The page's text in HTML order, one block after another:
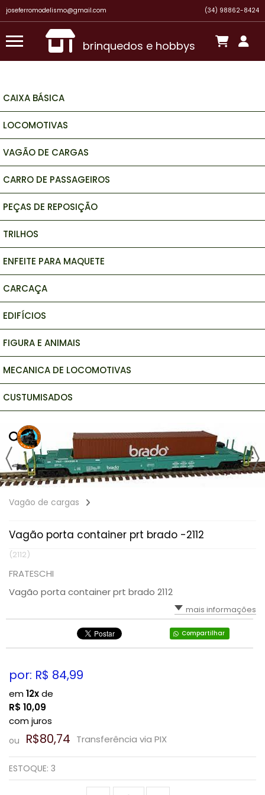
joseferromodelismo@gmail.com (34) 98862-8424
brinquedos e hobbys
CAIXA BÁSICA
LOCOMOTIVAS
VAGÃO DE CARGAS
CARRO DE PASSAGEIROS
PEÇAS DE REPOSIÇÃO
TRILHOS
ENFEITE PARA MAQUETE
CARCAÇA
EDIFÍCIOS
FIGURA E ANIMAIS
MECANICA DE LOCOMOTIVAS
CUSTUMISADOS
Vagão de cargas
Vagão porta container prt brado -2112
(2112)
FRATESCHI
Vagão porta container prt brado 2112
mais informações
Compartilhar
por: R$ 84,99
em12xde
R$ 10,09
com juros
ou R$80,74 Transferência via PIX
ESTOQUE: 3
Há 5 horas